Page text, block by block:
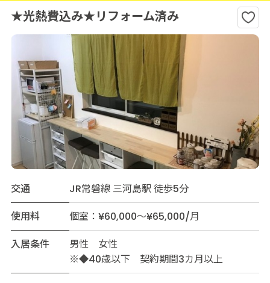
★光熱費込み★リフォーム済み
交通
JR常磐線 三河島駅 徒歩5分
使用料
個室：¥60,000～¥65,000/月
入居条件
男性 女性
※◆40歳以下 契約期間3カ月以上